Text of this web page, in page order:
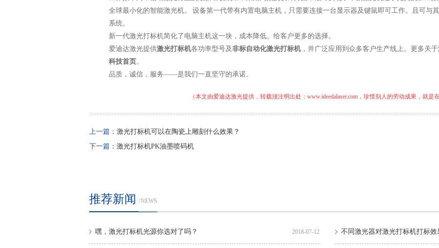
全球最小化的智能激光机。 设备第一代带有内置电脑主机，只需要连接一台显示器及键鼠即可工作。且可与
系统。
新一代激光打标机简化了电脑主机这一块，成本降低。给客户更多的选择。
爱迪达激光提供激光打标机各功率型号及非标自动化激光打标机 ，并广泛应用到众多客户生产线上。更多关
科技首页。
品质，诚信，服务——是我们一直坚守的承诺。
（本文由爱迪达激光提供，转载须注明出处： www.ideedalaser.com，珍惜别人的劳动成果，就是在
上一篇： 激光打标机可以在陶瓷上雕刻什么效果？
下一篇： 激光打标机PK油墨喷码机
推荐新闻 / NEWS
嘿，激光打标机光源你选对了吗？ 2018-07-12 不同激光器对激光打标机打标效